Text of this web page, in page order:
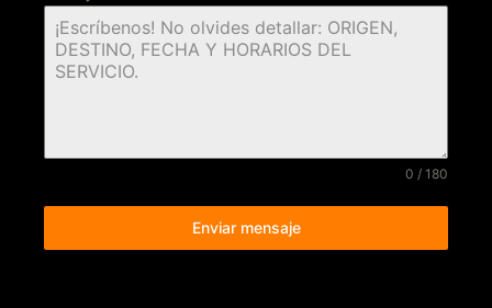
0 / 180
Enviar mensaje